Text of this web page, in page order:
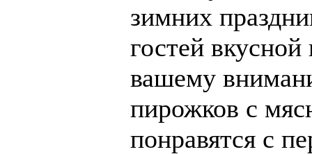
зимних
гостей
вашему
пирожков с
понравятся с